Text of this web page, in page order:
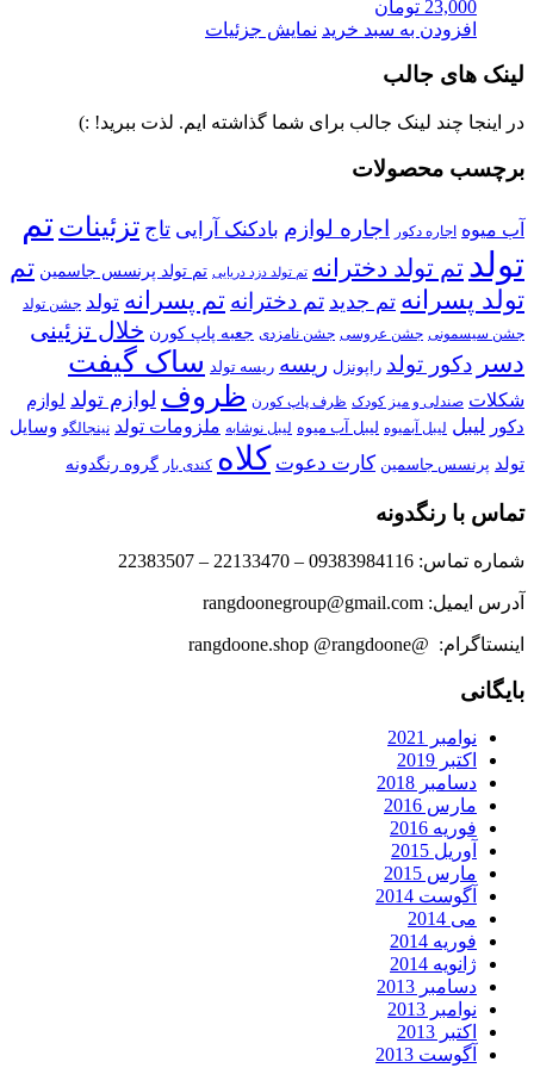
23,000 تومان
افزودن به سبد خرید نمایش جزئیات
لینک های جالب
در اینجا چند لینک جالب برای شما گذاشته ایم. لذت ببرید! :)
برچسب محصولات
آب میوه اجاره دکور اجاره لوازم بادکنک آرایی تاج تزئینات تم
تولد تم تولد دخترانه تم تولد دزد دریایی تم تولد پرنسس جاسمین تم
تولد پسرانه تم جدید تم دخترانه تم پسرانه تولد جشن تولد
جشن سیسمونی جشن عروسی جشن نامزدی جعبه پاپ کورن خلال تزئینی
دسر دکور تولد راپونزل ریسه ریسه تولد ساک گیفت
شکلات صندلی و میز کودک ظرف پاپ کورن ظروف لوازم تولد لوازم
دکور لیبل لیبل آبمیوه لیبل آب میوه لیبل نوشابه ملزومات تولد نینجالگو وسایل
تولد پرنسس جاسمین کارت دعوت کلاه کندی بار گروه رنگدونه
تماس با رنگدونه
شماره تماس: 09383984116 – 22133470 – 22383507
آدرس ایمیل: rangdoonegroup@gmail.com
اینستاگرام: @rangdoone.shop @rangdoone
بایگانی
نوامبر 2021
اکتبر 2019
دسامبر 2018
مارس 2016
فوریه 2016
آوریل 2015
مارس 2015
آگوست 2014
می 2014
فوریه 2014
ژانویه 2014
دسامبر 2013
نوامبر 2013
اکتبر 2013
آگوست 2013